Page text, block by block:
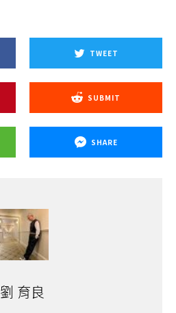
TWEET
SUBMIT
SHARE
劉 育良